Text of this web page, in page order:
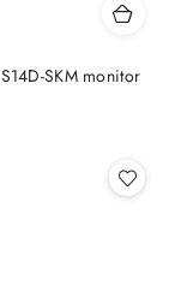
SKM monitor